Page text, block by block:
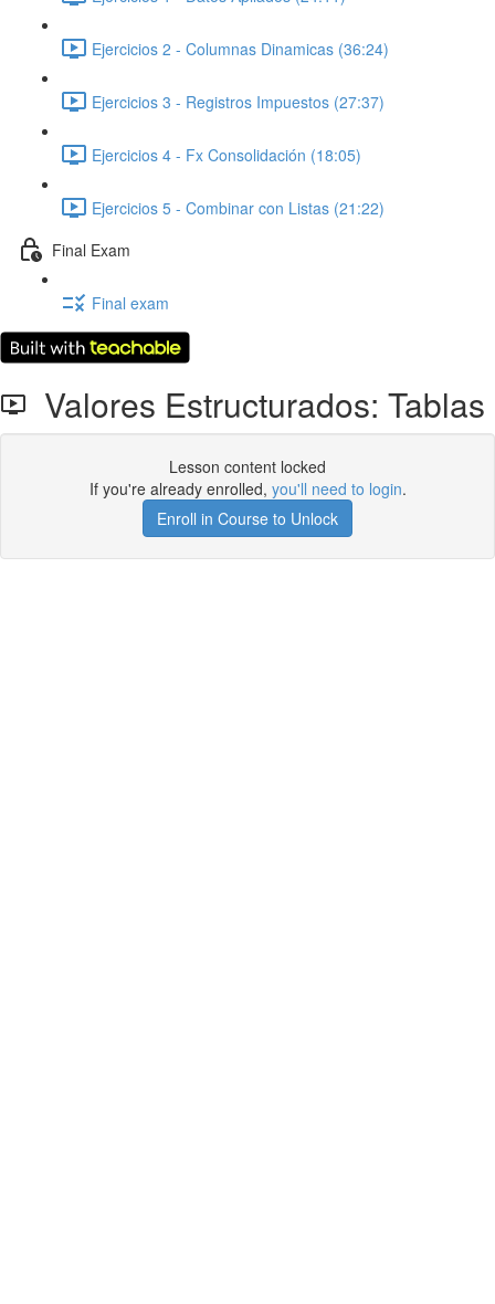
Ejercicios 2 - Columnas Dinamicas (36:24)
Ejercicios 3 - Registros Impuestos (27:37)
Ejercicios 4 - Fx Consolidación (18:05)
Ejercicios 5 - Combinar con Listas (21:22)
Final Exam
Final exam
Valores Estructurados: Tablas
Lesson content locked
If you're already enrolled, you'll need to login.
Enroll in Course to Unlock